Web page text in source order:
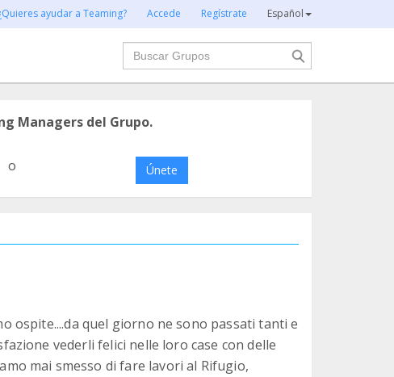
ayudar a Teaming? Accede Regístrate Español
Buscar
Managers del Grupo.
o Únete
ospite....da quel giorno ne sono passati tanti e
vederli felici nelle loro case con delle
mai smesso di fare lavori al Rifugio,